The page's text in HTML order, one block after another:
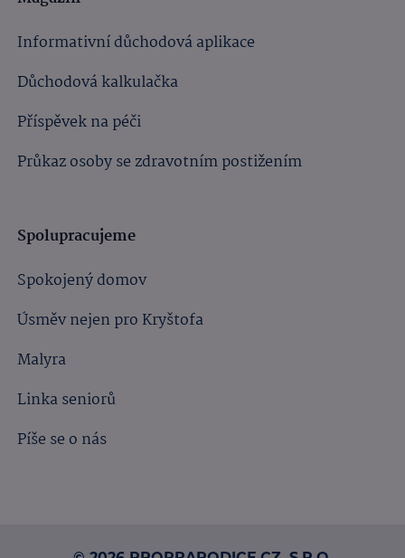
Informativní důchodová aplikace
Důchodová kalkulačka
Příspěvek na péči
Průkaz osoby se zdravotním postižením
Spolupracujeme
Spokojený domov
Úsměv nejen pro Kryštofa
Malyra
Linka seniorů
Píše se o nás